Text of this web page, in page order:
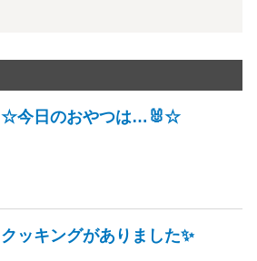
☆今日のおやつは…🐰☆
クッキングがありました✨